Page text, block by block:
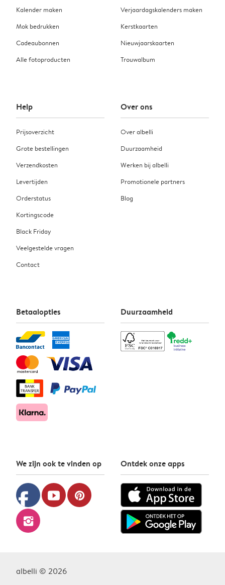
Kalender maken
Mok bedrukken
Cadeaubonnen
Alle fotoproducten
Verjaardagskalenders maken
Kerstkaarten
Nieuwjaarskaarten
Trouwalbum
Help
Prijsoverzicht
Grote bestellingen
Verzendkosten
Levertijden
Orderstatus
Kortingscode
Black Friday
Veelgestelde vragen
Contact
Over ons
Over albelli
Duurzaamheid
Werken bij albelli
Promotionele partners
Blog
Betaalopties Duurzaamheid
We zijn ook te vinden op
facebook youtube pinterest
instagram
Ontdek onze apps
albelli © 2026